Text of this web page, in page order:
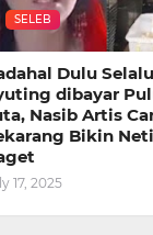
SELEB
Dulu
dibayar
Nasib Artis
Bikin
17, 2025